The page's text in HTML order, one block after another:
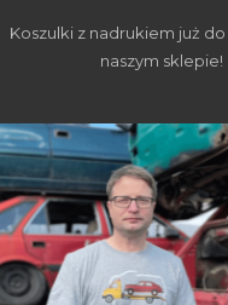
Koszulki z nadrukiem już
naszym sklepie!